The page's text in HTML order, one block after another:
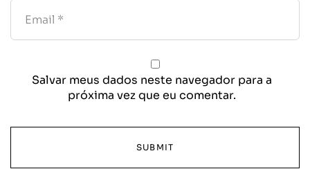
Salvar meus dados neste navegador para a
próxima vez que eu comentar.